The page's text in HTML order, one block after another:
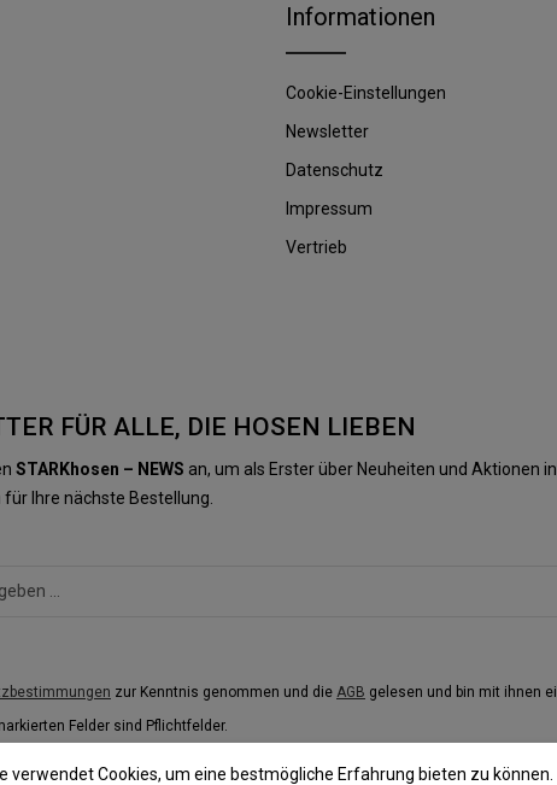
Informationen
Cookie-Einstellungen
Newsletter
Datenschutz
Impressum
Vertrieb
FÜR ALLE, DIE HOSEN LIEBEN
STARKhosen – NEWS an, um als Erster über Neuheiten und Aktionen
für Ihre nächste Bestellung.
zur Kenntnis genommen und die AGB gelesen und bin mit ihnen
Felder sind Pflichtfelder.
verwendet Cookies, um eine bestmögliche Erfahrung bieten zu können.